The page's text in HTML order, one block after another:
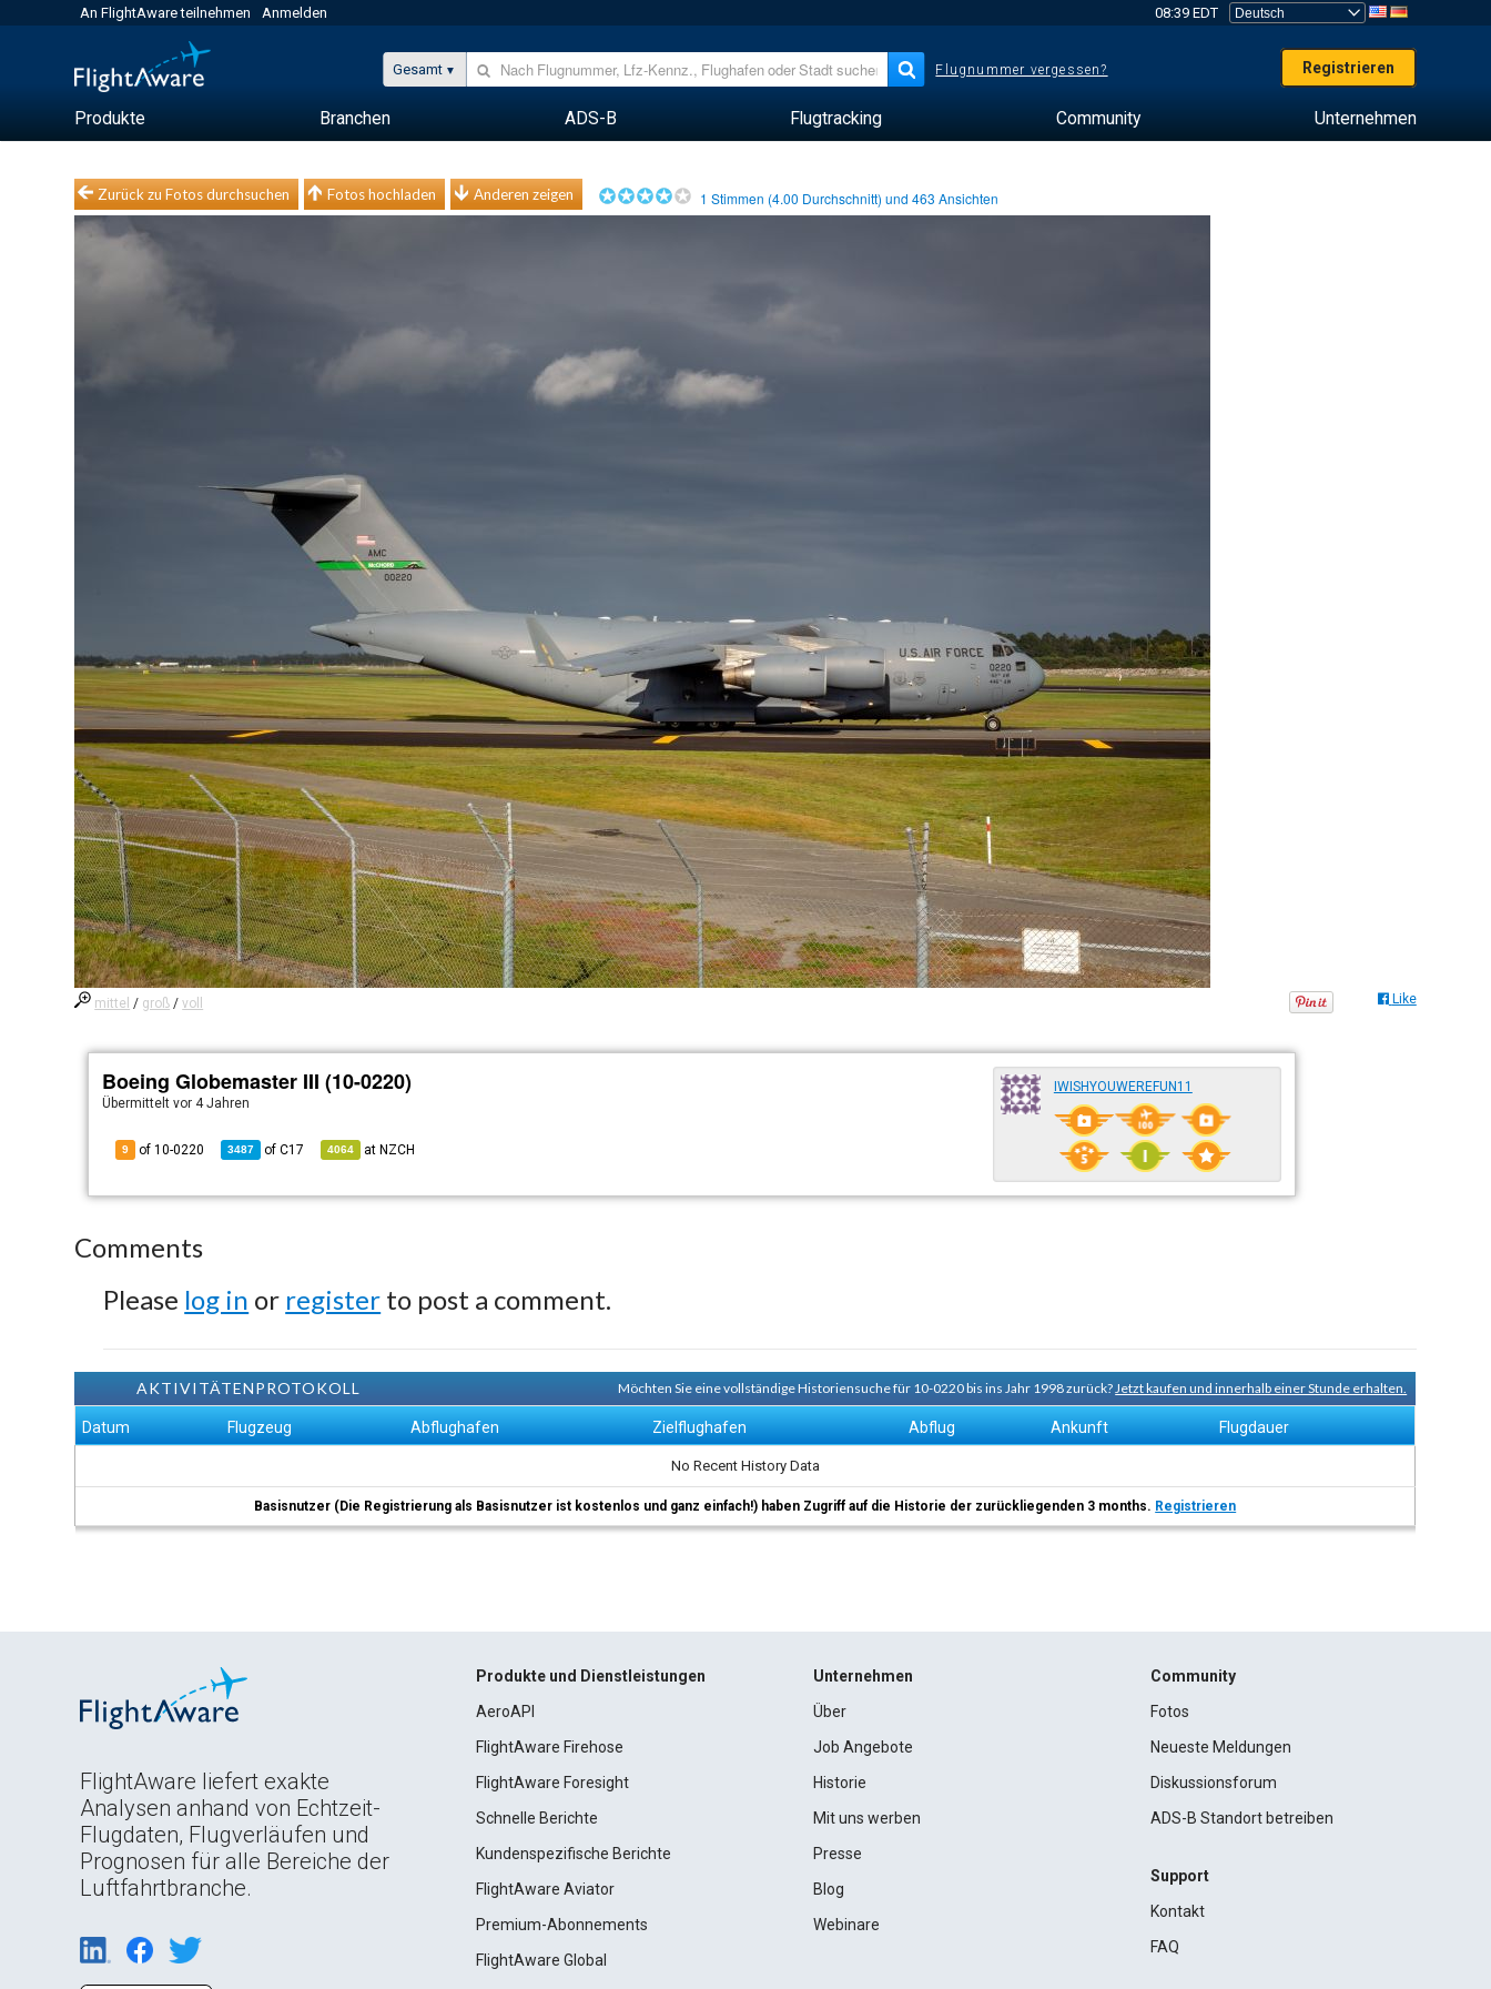
An FlightAware teilnehmen Anmelden 08:39 EDT
Gesamt Flugnummer vergessen? Registrieren
Produkte Branchen ADS-B Flugtracking Community Unternehmen
Zurück zu Fotos durchsuchen Fotos hochladen Anderen zeigen 1 Stimmen (4.00 Durchschnitt) und463 Ansichten
mittel / groß /voll Like
Boeing Globemaster III (10-0220)
Übermitteltvor 4 Jahren
9 of 10-0220 3487 ofC17 4064 at NZCH
IWISHYOUWEREFUN11
Comments
Please log in or register to post a comment.
AKTIVITÄTENPROTOKOLL Möchten Sie eine vollständige Historiensuche für 10-0220 bis ins Jahr 1998 zurück?Jetzt kaufen und innerhalb einer Stunde erhalten.
Datum Flugzeug Abflughafen Zielflughafen Abflug Ankunft Flugdauer
No Recent History Data
Basisnutzer (Die Registrierung als Basisnutzer ist kostenlos und ganz einfach!) haben Zugriff auf die Historie der zurückliegenden 3 months. Registrieren
FlightAware liefert exakte
Analysen anhand von Echtzeit-
Flugdaten, Flugverläufen und
Prognosen für alle Bereiche der
Luftfahrtbranche.
Produkte und Dienstleistungen
AeroAPI
FlightAware Firehose
FlightAware Foresight
Schnelle Berichte
Kundenspezifische Berichte
FlightAware Aviator
Premium-Abonnements
FlightAware Global
Unternehmen
Über
Job Angebote
Historie
Mit uns werben
Presse
Blog
Webinare
Community
Fotos
Neueste Meldungen
Diskussionsforum
ADS-B Standort betreiben
Support
Kontakt
FAQ